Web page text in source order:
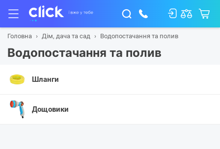
Головна Дім, дача та сад Водопостачання та полив
Водопостачання та полив
Шланги
Дощовики